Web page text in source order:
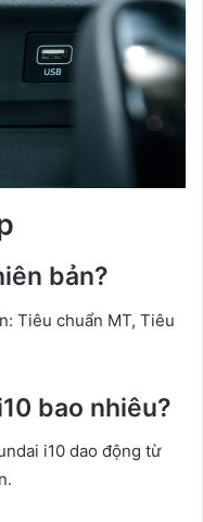
bản?
Tiêu chuẩn MT, Tiêu
bao nhiêu?
i10 dao động từ